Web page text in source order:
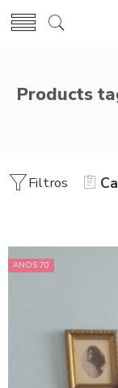
Products
Filtros
ANOS 70